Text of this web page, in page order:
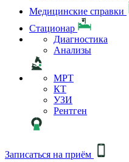
Медицинские справки
Стационар
Диагностика
Анализы
МРТ
КТ
УЗИ
Рентген
Записаться на приём